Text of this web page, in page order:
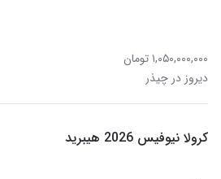
۱,۰۵۰,۰۰۰,۰۰۰ تومان
دیروز در چیذر
کرولا نیوفیس 2026 هیبرید